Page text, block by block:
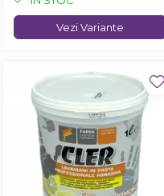
Vezi Variante